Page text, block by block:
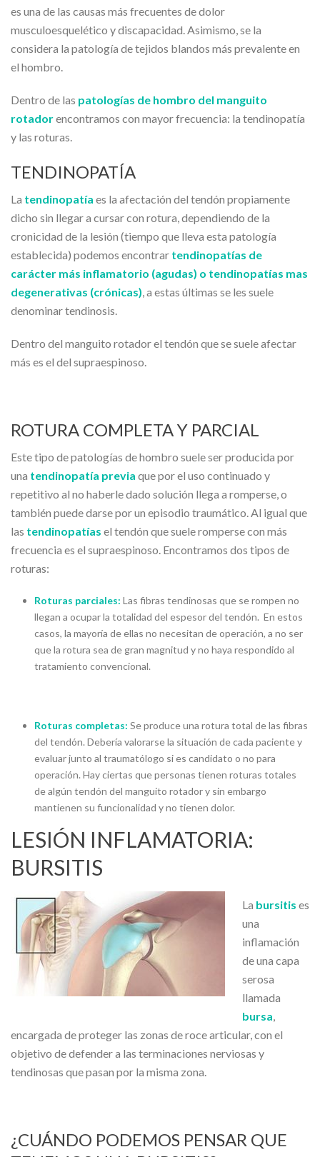
es una de las causas más frecuentes de dolor
musculoesquelético y discapacidad. Asimismo, se la
considera la patología de tejidos blandos más prevalente en
el hombro.
Dentro de las patologías de hombro del manguito
rotadorencontramos con mayor frecuencia: la tendinopatía
y las roturas.
TENDINOPATÍA
La tendinopatía es la afectación del tendón propiamente
dicho sin llegar a cursar con rotura, dependiendo de la
cronicidad de la lesión (tiempo que lleva esta patología
establecida) podemos encontrar tendinopatías de
carácter más inflamatorio (agudas) o tendinopatías mas
degenerativas (crónicas), a estas últimas se les suele
denominar tendinosis.
Dentro del manguito rotador el tendón que se suele afectar
más es el del supraespinoso.
ROTURA COMPLETA Y PARCIAL
Este tipo de patologías de hombro suele ser producida por
una tendinopatía previa que por el uso continuado y
repetitivo al no haberle dado solución llega a romperse, o
también puede darse por un episodio traumático. Al igual que
las tendinopatías el tendón que suele romperse con más
frecuencia es el supraespinoso. Encontramos dos tipos de
roturas:
Roturas parciales: Las fibras tendinosas que se rompen no
llegan a ocupar la totalidad del espesor del tendón. En estos
casos, la mayoría de ellas no necesitan de operación, a no ser
que la rotura sea de gran magnitud y no haya respondido al
tratamiento convencional.
Roturas completas: Se produce una rotura total de las fibras
del tendón. Debería valorarse la situación de cada paciente y
evaluar junto al traumatólogo si es candidato o no para
operación. Hay ciertas que personas tienen roturas totales
de algún tendón del manguito rotador y sin embargo
mantienen su funcionalidad y no tienen dolor.
LESIÓN INFLAMATORIA:
BURSITIS
La bursitis es
una
inflamación
de una capa
serosa
llamada
bursa,
encargada de proteger las zonas de roce articular, con el
objetivo de defender a las terminaciones nerviosas y
tendinosas que pasan por la misma zona.
¿CUÁNDO PODEMOS PENSAR QUE